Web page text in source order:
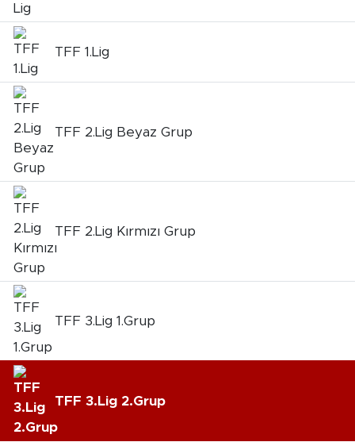
TFF 1.Lig
TFF 2.Lig Beyaz Grup
TFF 2.Lig Kırmızı Grup
TFF 3.Lig 1.Grup
TFF 3.Lig 2.Grup